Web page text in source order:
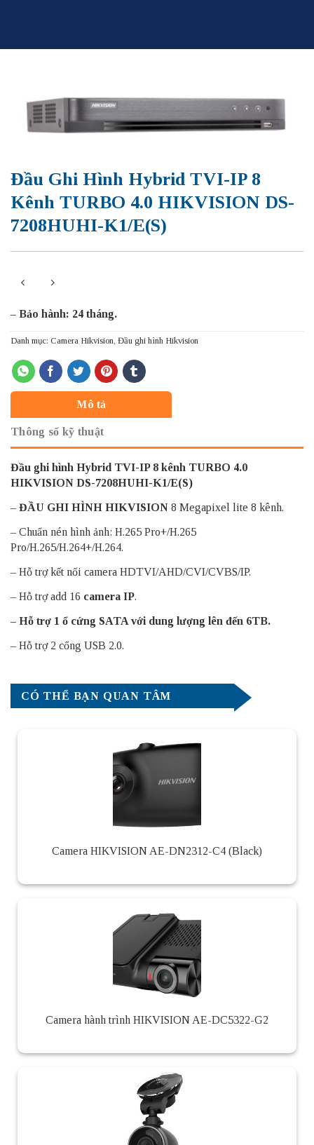
Đầu Ghi Hình Hybrid TVI-IP 8
Kênh TURBO 4.0 HIKVISION DS-
7208HUHI-K1/E(S)
– Bảo hành: 24 tháng.
Danh mục: Camera Hikvision, Đầu ghi hình Hikvision
Mô tả
Thông số kỹ thuật
Đầu ghi hình Hybrid TVI-IP 8 kênh TURBO 4.0
HIKVISION DS-7208HUHI-K1/E(S)
– ĐẦU GHI HÌNH HIKVISION 8 Megapixel lite 8 kênh.
– Chuẩn nén hình ảnh: H.265 Pro+/H.265
Pro/H.265/H.264+/H.264.
– Hỗ trợ kết nối camera HDTVI/AHD/CVI/CVBS/IP.
– Hỗ trợ add 16 camera IP.
– Hỗ trợ 1 ổ cứng SATA với dung lượng lên đến 6TB.
– Hỗ trợ 2 cổng USB 2.0.
CÓ THỂ BẠN QUAN TÂM
Camera HIKVISION AE-DN2312-C4 (Black)
Camera hành trình HIKVISION AE-DC5322-G2